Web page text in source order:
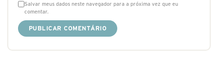
Salvar meus dados neste navegador para a próxima vez que eu
comentar.